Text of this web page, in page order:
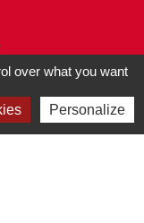
over what you want
Personalize